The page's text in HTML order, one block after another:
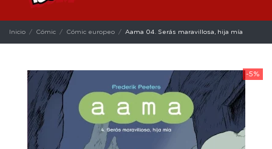
Inicio Cómic Cómic europeo Aama 04. Serás maravillosa, hija mía
-5%